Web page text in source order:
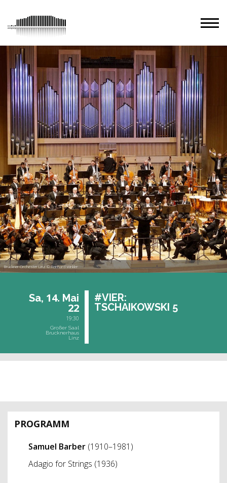
Bruckner Orchester Linz © Reinhard Winkler
Sa, 14. Mai
22
19:30
Großer Saal
Brucknerhaus
Linz
#VIER:
TSCHAI­KOW­SKI 5
PROGRAMM
Samuel Barber (1910–1981)
Adagio for Strings (1936)